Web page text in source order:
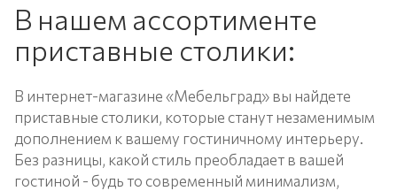
В нашем ассортименте
приставные столики:
В интернет-магазине «Мебельград» вы найдете
приставные столики, которые станут незаменимым
дополнением к вашему гостиничному интерьеру.
Без разницы, какой стиль преобладает в вашей
гостиной - будь то современный минимализм,